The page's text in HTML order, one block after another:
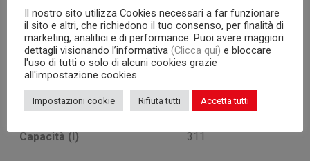
Versione
BASSA
TEMPERATURA
Profondità 69
Capacità interna
Corpo 760
Capacità (l) 311
Il nostro sito utilizza Cookies necessari a far funzionare
il sito e altri, che richiedono il tuo consenso, per finalità di
marketing, analitici e di performance. Puoi avere maggiori
dettagli visionando l’informativa (Clicca qui) e bloccare
l'uso di tutti o solo di alcuni cookies grazie
all'impostazione cookies.
Impostazioni cookie Rifiuta tutti Accetta tutti